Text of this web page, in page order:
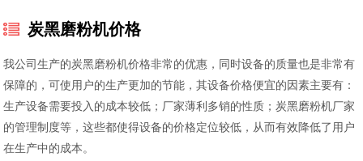
炭黑磨粉机价格
我公司生产的炭黑磨粉机价格非常的优惠，同时设备的质量也是非常有
保障的，可使用户的生产更加的节能，其设备价格便宜的因素主要有：
生产设备需要投入的成本较低；厂家薄利多销的性质；炭黑磨粉机厂家
的管理制度等，这些都使得设备的价格定位较低，从而有效降低了用户
在生产中的成本。